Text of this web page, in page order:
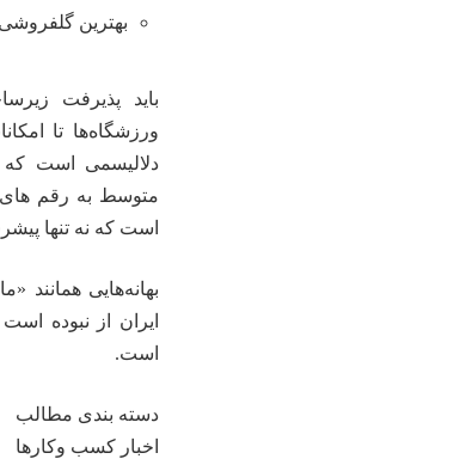
بهترین
باید پذیرفت
ورزشگاه‌ها تا
دلالیسمی است که
متوسط به رقم های
است که نه تنها
بهانه‌هایی همانند
ایران از نبوده
است.
دسته بندی مطالب
اخبار کسب وکارها